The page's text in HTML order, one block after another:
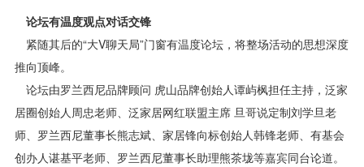
论坛有温度观点对话交锋
紧随其后的“大V聊天局”门窗有温度论坛，将整场活动的思想深度
推向顶峰。
论坛由罗兰西尼品牌顾问 虎山品牌创始人谭屿枫担任主持，泛家
居圈创始人周忠老师、泛家居网红联盟主席 旦哥说定制刘学旦老
师、罗兰西尼董事长熊志斌、家居锋向标创始人韩锋老师、有基会
创办人谌基平老师、罗兰西尼董事长助理熊茶垅等嘉宾同台论道。